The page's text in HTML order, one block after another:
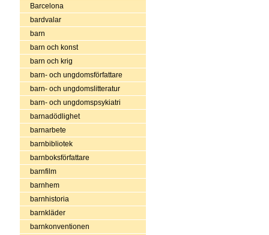
Barcelona
bardvalar
barn
barn och konst
barn och krig
barn- och ungdomsförfattare
barn- och ungdomslitteratur
barn- och ungdomspsykiatri
barnadödlighet
barnarbete
barnbibliotek
barnboksförfattare
barnfilm
barnhem
barnhistoria
barnkläder
barnkonventionen